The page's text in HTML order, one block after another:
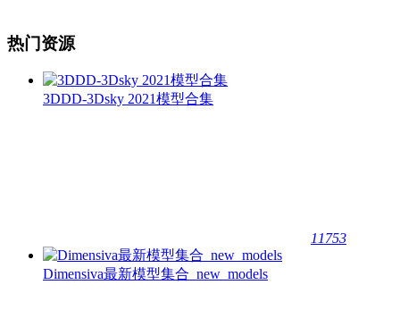
热门资源
3DDD-3Dsky 2021模型合集
11753
Dimensiva最新模型集合_new_models